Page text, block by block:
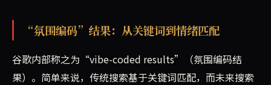
“氛围编码”结果：从关键词到情绪匹配
谷歌内部称之为“vibe-coded results”（氛围编码结
果）。简单来说，传统搜索基于关键词匹配，而未来搜索